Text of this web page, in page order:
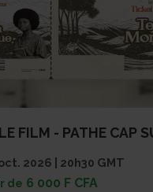
FILM - PATHE CAP
2026 | 20h30 GMT
de 6 000 F CFA